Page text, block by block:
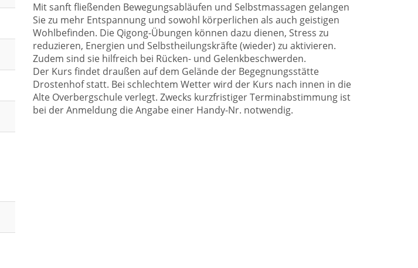
Mit sanft fließenden Bewegungsabläufen und Selbstmassagen gelangen
Sie zu mehr Entspannung und sowohl körperlichen als auch geistigen
Wohlbefinden. Die Qigong-Übungen können dazu dienen, Stress zu
reduzieren, Energien und Selbstheilungskräfte (wieder) zu aktivieren.
Zudem sind sie hilfreich bei Rücken- und Gelenkbeschwerden.
Der Kurs findet draußen auf dem Gelände der Begegnungsstätte
Drostenhof statt. Bei schlechtem Wetter wird der Kurs nach innen in die
Alte Overbergschule verlegt. Zwecks kurzfristiger Terminabstimmung ist
bei der Anmeldung die Angabe einer Handy-Nr. notwendig.